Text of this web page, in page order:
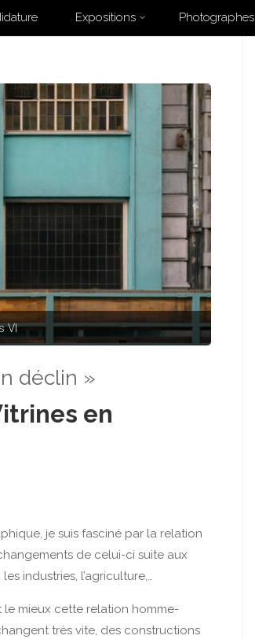
Expositions Photographes
"#autonomie"
VI
déclin »
en
je suis fasciné par la relation
de celui-ci suite aux
industries, l’agriculture,…
le mieux cette relation homme-
très vite, des constructions